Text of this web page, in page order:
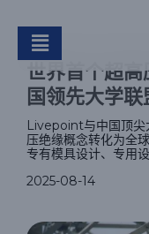
世界首
子
世界首个超
国领先大学联
Livepoint与中国顶尖
压绝缘概念转化为全
专有模具设计、专用
2025-08-14